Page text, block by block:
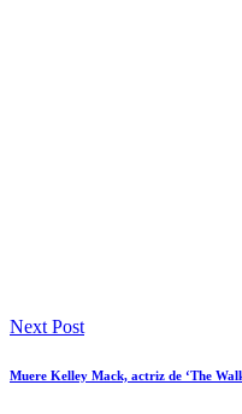
Next Post
Muere Kelley Mack, actriz de ‘The